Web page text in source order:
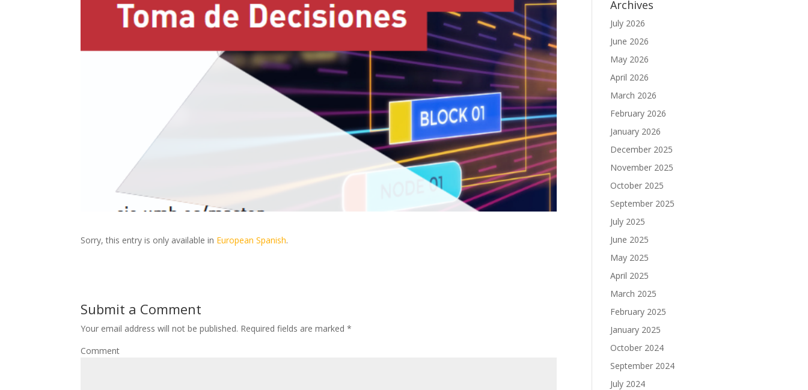
Sorry, this entry is only available in European Spanish.
Submit a Comment
Your email address will not be published. Required fields are marked*
Comment
Archives
July 2026
June 2026
May 2026
April 2026
March 2026
February 2026
January 2026
December 2025
November 2025
October 2025
September 2025
July 2025
June 2025
May 2025
April 2025
March 2025
February 2025
January 2025
October 2024
September 2024
July 2024